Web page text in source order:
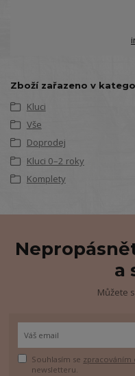
Zboží zařazeno v
Kluci
Vše
Doprodej
Kluci 0–2 roky
Komplety
a
Můžete
Souhlasím se zpracováním
newsletteru.